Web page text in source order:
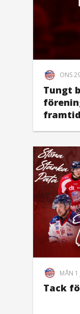
ONS
Tungt
MÅN 1
Tack